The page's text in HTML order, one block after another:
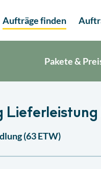
Aufträge finden
Pakete &
(63 ETW)